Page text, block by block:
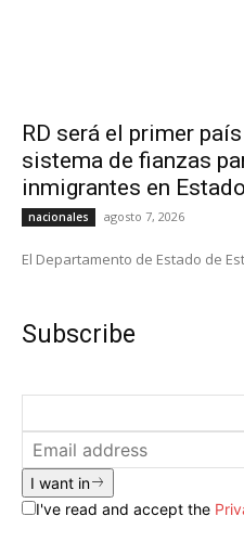
RD será el primer
sistema de fianzas
inmigrantes en
nacionales agosto 7, 2026
El Departamento de Estado de
Subscribe
I want in
I've read and accept the